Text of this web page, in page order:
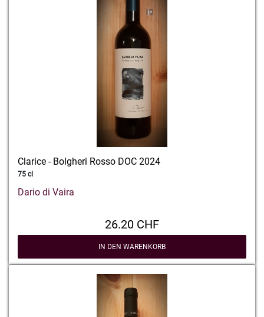
Clarice - Bolgheri Rosso DOC 2024
75 cl
Dario di Vaira
26.20 CHF
IN DEN WARENKORB